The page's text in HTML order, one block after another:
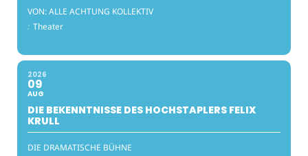
VON: ALLE ACHTUNG KOLLEKTIV
: Theater
2026
09
AUG
DIE BEKENNTNISSE DES HOCHSTAPLERS FELIX
KRULL
DIE DRAMATISCHE BÜHNE